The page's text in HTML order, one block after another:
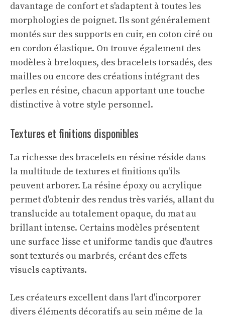
davantage de confort et s'adaptent à toutes les
morphologies de poignet. Ils sont généralement
montés sur des supports en cuir, en coton ciré ou
en cordon élastique. On trouve également des
modèles à breloques, des bracelets torsadés, des
mailles ou encore des créations intégrant des
perles en résine, chacun apportant une touche
distinctive à votre style personnel.
Textures et finitions disponibles
La richesse des bracelets en résine réside dans
la multitude de textures et finitions qu'ils
peuvent arborer. La résine époxy ou acrylique
permet d'obtenir des rendus très variés, allant du
translucide au totalement opaque, du mat au
brillant intense. Certains modèles présentent
une surface lisse et uniforme tandis que d'autres
sont texturés ou marbrés, créant des effets
visuels captivants.
Les créateurs excellent dans l'art d'incorporer
divers éléments décoratifs au sein même de la